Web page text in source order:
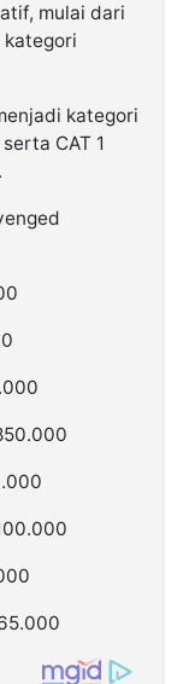
mulai dari
kategori
kategori
CAT 1